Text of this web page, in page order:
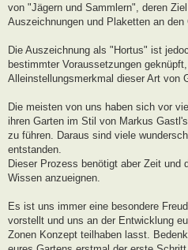
von "Jägern und Sammlern", deren
Auszeichnungen und Plaketten an den
Die Auszeichnung als "Hortus" ist
bestimmter Voraussetzungen
Alleinstellungsmerkmal dieser Art von
Die meisten von uns haben sich vor
ihren Garten im Stil von Markus
zu führen. Daraus sind viele
entstanden.
Dieser Prozess benötigt aber Zeit und
Wissen anzueignen.
Es ist uns immer eine besondere
vorstellt und uns an der Entwicklung
Zonen Konzept teilhaben lasst.